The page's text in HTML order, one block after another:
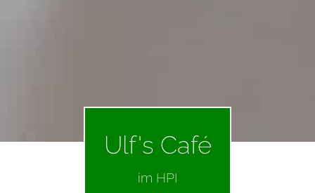
Ulf's Café
im HPI